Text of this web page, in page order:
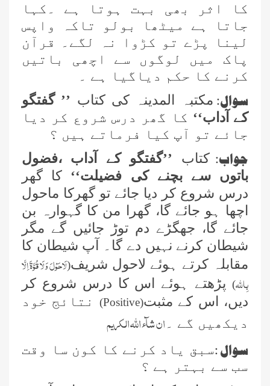
کا اثر بھی بہت ہوتا ہے ۔کہا
جاتا ہے میٹھا بولو تاکہ واپس
لینا پڑے تو کڑوا نہ لگے۔ قرآن
پاک میں لوگوں سے اچھی باتیں
کرنے کا حکم دیاگیا ہے ۔
سوال: مکتبہ المدینہ کی کتاب ’’ گفتگو
کے آداب‘‘ کا گھر درس شروع کر دیا
جائے تو آپ کیا فرماتے ہیں ؟
جواب:کتاب ’’گفتگو کے آداب ،فضول
باتوں سے بچنے کی فضیلت‘‘ کا گھر
درس شروع کر دیا جائے تو گھرکا ماحول
اچھا ہو جائے گا، گھرا من کا گہوارہ بن
جائے گا، جھگڑے دم توڑ جائیں گے مگر
شیطان کرنے نہیں دے گا۔ آپ شیطان کا
مقابلہ کرتے ہوئے لاحول شریف(لَاحَوْلَ وَلَا قُوَّۃَ اِلَّا
بِاللہ)پڑھتے ہوئے اس کا درس شروع کر
دیں، اس کے مثبت(
Positive
)
نتائج خود
دیکھیں گے ۔ ان شآء اللہ الکریم
سوال:سبق یاد کرنے کا کون سا وقت
سب سے بہتر ہے ؟